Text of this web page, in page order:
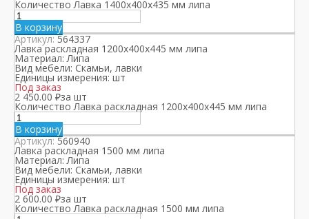
Количество Лавка 1400х400х435 мм липа
В корзину
Артикул:564337
Лавка раскладная 1200х400х445 мм липа
Материал: Липа
Вид мебели: Скамьи, лавки
Единицы измерения:шт
Под заказ
2 450.00 ₽за шт
Количество Лавка раскладная 1200х400х445 мм липа
В корзину
Артикул:560940
Лавка раскладная 1500 мм липа
Материал: Липа
Вид мебели: Скамьи, лавки
Единицы измерения:шт
Под заказ
2 600.00 ₽за шт
Количество Лавка раскладная 1500 мм липа